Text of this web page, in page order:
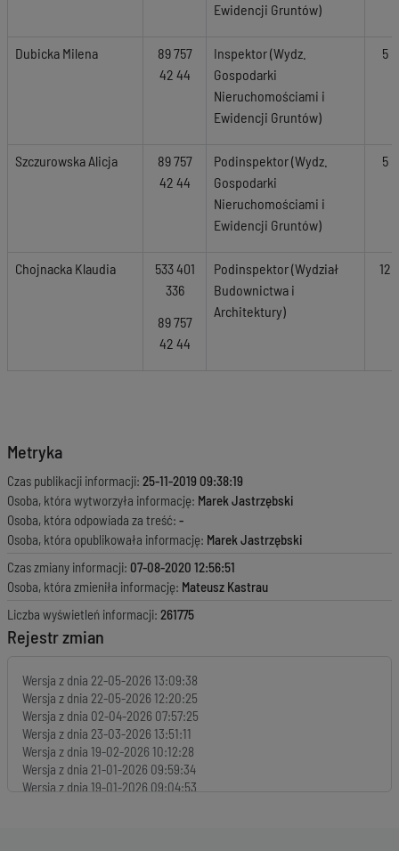
Ewidencji Gruntów)
Dubicka Milena
89 757
42 44
Inspektor (Wydz.
Gospodarki
Nieruchomościami i
Ewidencji Gruntów)
5
Szczurowska Alicja
89 757
42 44
Podinspektor (Wydz.
Gospodarki
Nieruchomościami i
Ewidencji Gruntów)
5
Chojnacka Klaudia
533 401
336
89 757
42 44
Podinspektor (Wydział
Budownictwa i
Architektury)
12
Metryka
Czas publikacji informacji: 25-11-2019 09:38:19
Osoba, która wytworzyła informację: Marek Jastrzębski
Osoba, która odpowiada za treść: -
Osoba, która opublikowała informację: Marek Jastrzębski
Czas zmiany informacji: 07-08-2020 12:56:51
Osoba, która zmieniła informację: Mateusz Kastrau
Liczba wyświetleń informacji: 261775
Rejestr zmian
Wersja z dnia 22-05-2026 13:09:38
Wersja z dnia 22-05-2026 12:20:25
Wersja z dnia 02-04-2026 07:57:25
Wersja z dnia 23-03-2026 13:51:11
Wersja z dnia 19-02-2026 10:12:28
Wersja z dnia 21-01-2026 09:59:34
Wersja z dnia 19-01-2026 09:04:53